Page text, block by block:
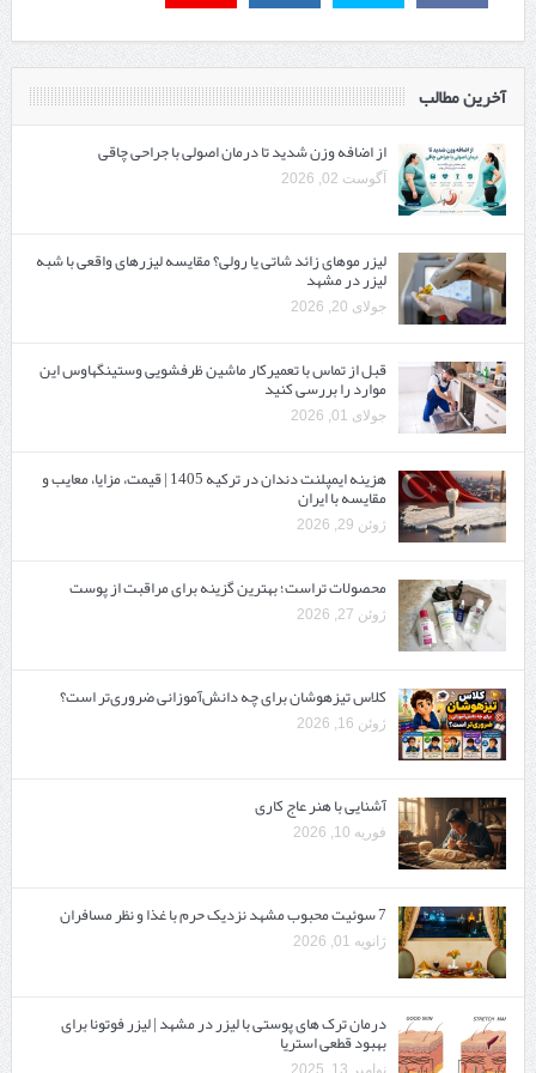
آخرین مطالب
از اضافه وزن شدید تا درمان اصولی با جراحی چاقی
آگوست 02, 2026
لیزر موهای زائد شاتی یا رولی؟ مقایسه لیزرهای واقعی با شبه‌
لیزر در مشهد
جولای 20, 2026
قبل از تماس با تعمیرکار ماشین ظرفشویی وستینگهاوس این
موارد را بررسی کنید
جولای 01, 2026
هزینه ایمپلنت دندان در ترکیه 1405 | قیمت، مزایا، معایب و
مقایسه با ایران
ژوئن 29, 2026
محصولات تراست؛ بهترین گزینه برای مراقبت از پوست
ژوئن 27, 2026
کلاس تیزهوشان برای چه دانش‌آموزانی ضروری‌تر است؟
ژوئن 16, 2026
آشنایی با هنر عاج کاری
فوریه 10, 2026
7 سوئیت محبوب مشهد نزدیک حرم با غذا و نظر مسافران
ژانویه 01, 2026
درمان ترک های پوستی با لیزر در مشهد | لیزر فوتونا برای
بهبود قطعی استریا
نوامبر 13, 2025